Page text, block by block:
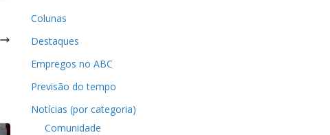
Colunas
Destaques
Empregos no ABC
Previsão do tempo
Notícias (por categoria)
Comunidade